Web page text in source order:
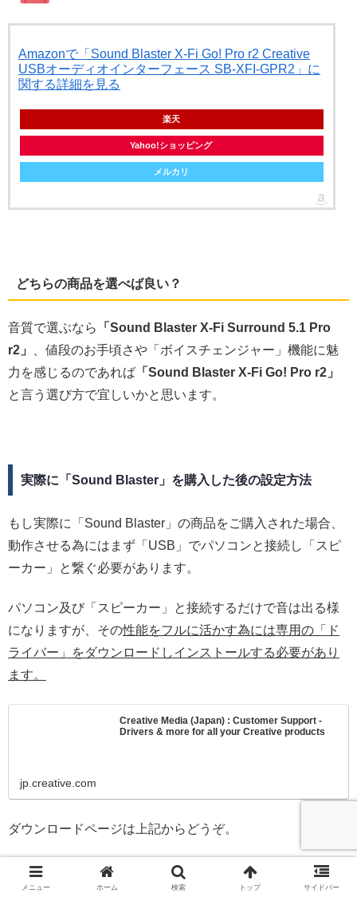
Amazonで「Sound Blaster X-Fi Go! Pro r2 Creative
USBオーディオインターフェース SB-XFI-GPR2」に
関する詳細を見る
楽天
Yahoo!ショッピング
メルカリ
どちらの商品を選べば良い？
音質で選ぶなら
「Sound Blaster X-Fi Surround 5.1 Pro
r2」
、値段のお手頃さや「ボイスチェンジャー」機能に魅
力を感じるのであれば 「Sound Blaster X-Fi Go! Pro r2」
と言う選び方で宜しいかと思います。
実際に「Sound Blaster」を購入した後の設定方法
もし実際に「Sound Blaster」の商品をご購入された場合、
動作させる為にはまず「USB」でパソコンと接続し「スピ
ーカー」と繋ぐ必要があります。
パソコン及び「スピーカー」と接続するだけで音は出る様
になりますが、その性能をフルに活かす為には専用の「ド
ライバー」をダウンロードしインストールする必要があり
ます。
Creative Media (Japan) : Customer Support -
Drivers & more for all your Creative products
jp.creative.com
ダウンロードページは上記からどうぞ。
「ドライバー」のダウンロード・インストール手順
メニュー ホーム 検索 トップ サイドバー